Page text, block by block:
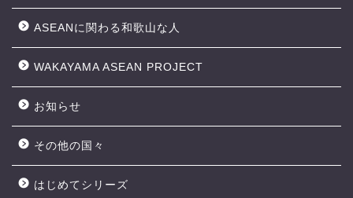
ASEANに関わる和歌山な人
WAKAYAMA ASEAN PROJECT
お知らせ
その他の国々
はじめてシリーズ